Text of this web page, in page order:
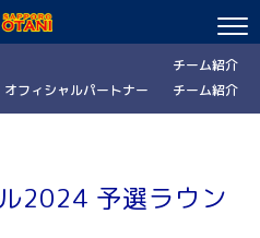
オフィシャルパートナー
チーム紹介
チーム紹介
2024 予選ラウン